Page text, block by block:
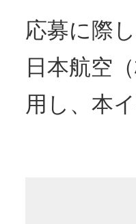
応募に際
日本航空
用し、本